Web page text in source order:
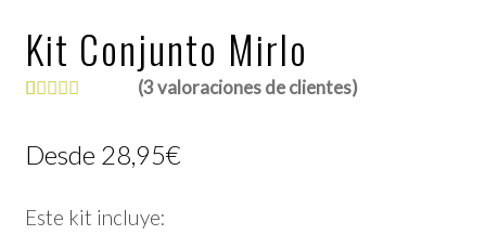
Kit Conjunto Mirlo
5.00
de 5 en
(3valoraciones de clientes)
Desde 28,95€
Este kit incluye: